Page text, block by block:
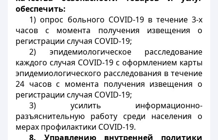
обеспечить:
1) опрос больного COVID-19 в течение 3-х
часов с момента получения извещения о
регистрации случая COVID-19;
2) эпидемиологическое расследование
каждого случая COVID-19 с оформлением карты
эпидемиологического расследования в течение
24 часов с момента получения извещения о
регистрации случая COVID-19;
3) усилить информационно-
разъяснительную работу среди населения о
мерах профилактики COVID-19.
8.
Управлению внутренней политики